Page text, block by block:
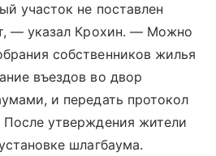
участок не поставлен
— указал Крохин. — Можно
собственников жилья
въездов во двор
и передать протокол
утверждения жители
шлагбаума.